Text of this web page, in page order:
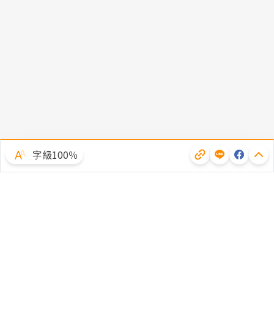
字級100％